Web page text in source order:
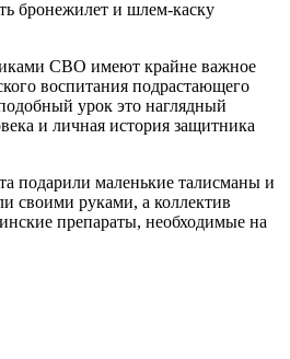
бронежилет и шлем-каску
СВО имеют крайне важное
воспитания подрастающего
урок это наглядный
и личная история защитника
подарили маленькие талисманы и
своими руками, а коллектив
препараты, необходимые на